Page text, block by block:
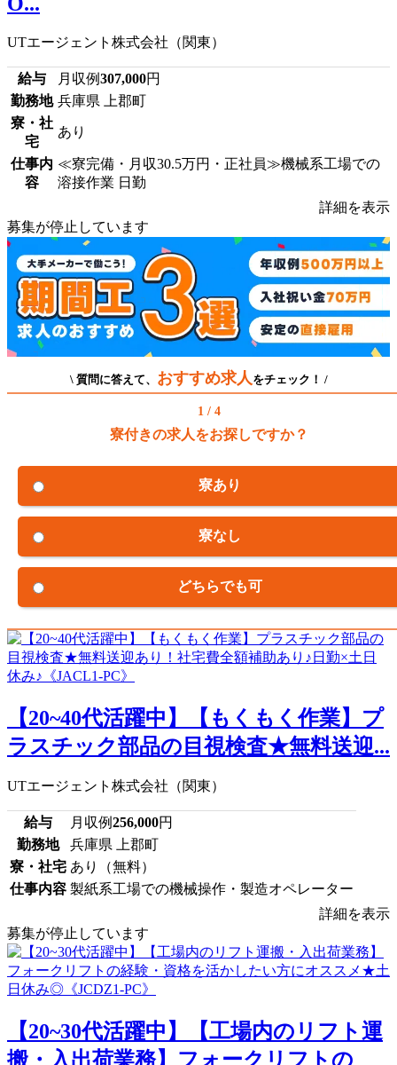
UTエージェント株式会社（関東）
給与 月収例307,000円
勤務地 兵庫県 上郡町
寮・社
宅
あり
仕事内
容
≪寮完備・月収30.5万円・正社員≫機械系工場での
溶接作業 日勤
詳細を表示
募集が停止しています
\ 質問に答えて、 おすすめ求人 をチェック！ /
1 / 4
寮付きの求人をお探しですか？
寮あり
寮なし
どちらでも可
【20~40代活躍中】【もくもく作業】プ
ラスチック部品の目視検査★無料送迎...
UTエージェント株式会社（関東）
給与 月収例256,000円
勤務地
兵庫県 上郡町
寮・社宅 あり（無料）
仕事内容 製紙系工場での機械操作・製造オペレーター
詳細を表示
募集が停止しています
【20~30代活躍中】【工場内のリフト運
搬・入出荷業務】フォークリフトの